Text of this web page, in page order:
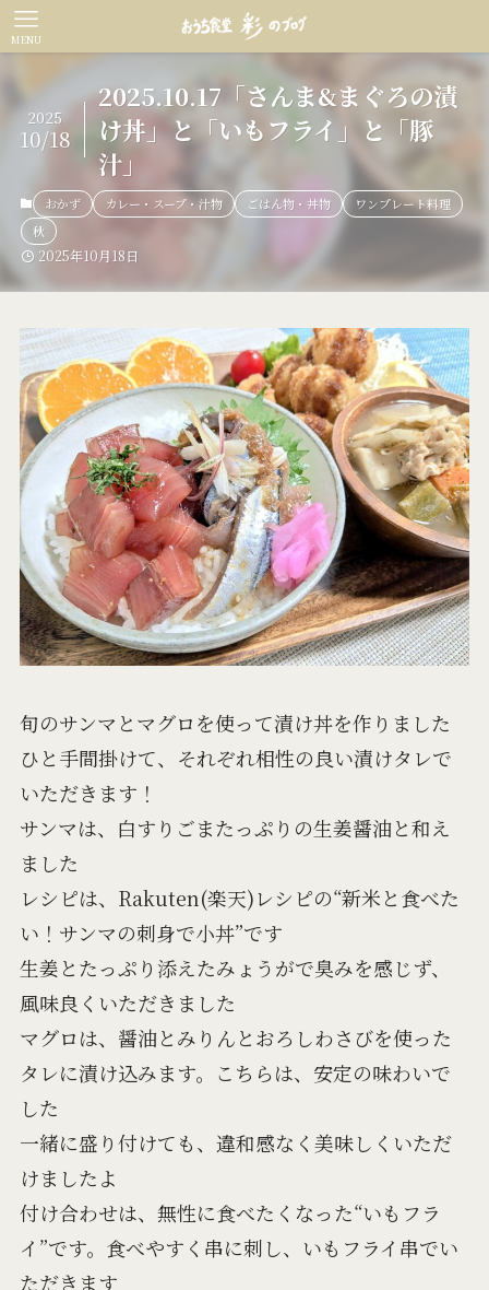
MENU
2025.10.17「さんま&まぐろの漬
け丼」と「いもフライ」と「豚
汁」
2025
10/18
おかず カレー・スープ・汁物 ごはん物・丼物
ワンプレート料理
秋
2025年10月18日
旬のサンマとマグロを使って漬け丼を作りました
ひと手間掛けて、それぞれ相性の良い漬けタレで
いただきます！
サンマは、白すりごまたっぷりの生姜醤油と和え
ました
レシピは、Rakuten(楽天)レシピの“新米と食べた
い！サンマの刺身で小丼”です
生姜とたっぷり添えたみょうがで臭みを感じず、
風味良くいただきました
マグロは、醤油とみりんとおろしわさびを使った
タレに漬け込みます。こちらは、安定の味わいで
した
一緒に盛り付けても、違和感なく美味しくいただ
けましたよ
付け合わせは、無性に食べたくなった“いもフラ
イ”です。食べやすく串に刺し、いもフライ串でい
ただきます